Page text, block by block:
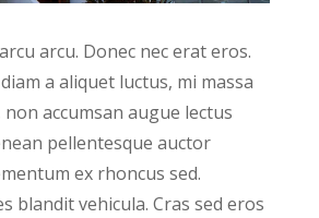
arcu. Donec nec erat eros.
a aliquet luctus, mi massa
accumsan augue lectus
pellentesque auctor
ex rhoncus sed.
blandit vehicula. Cras sed eros